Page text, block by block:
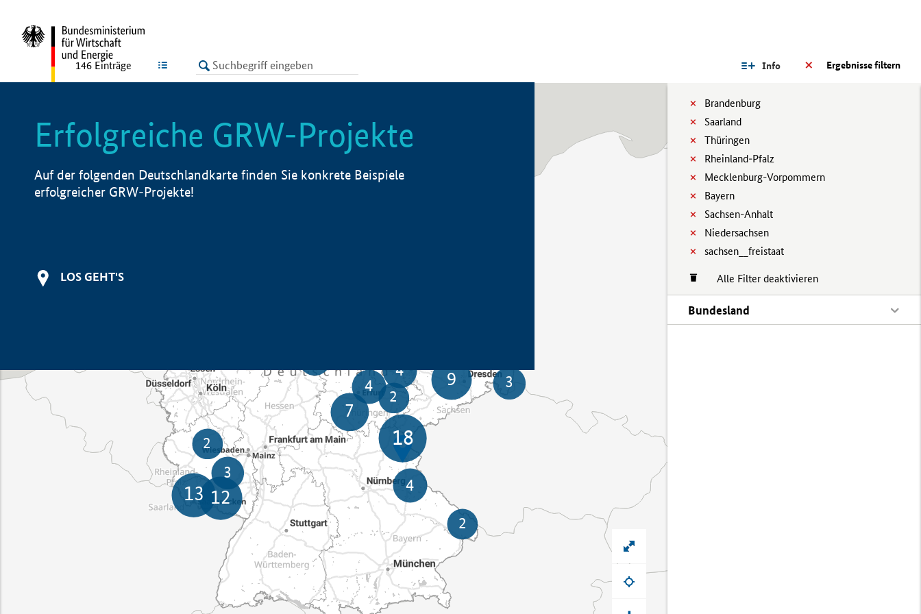
LISTE Ergebnisse filtern
Info
Brandenburg
Saarland
Thüringen
Rheinland-Pfalz
Mecklenburg-Vorpommern
Bayern
Sachsen-Anhalt
Niedersachsen
sachsen__freistaat
Alle Filter deaktivieren
Bundesland
146 Einträge
Erfolgreiche GRW-Projekte
Auf der folgenden Deutschlandkarte finden Sie konkrete Beispiele
erfolgreicher GRW-Projekte!
LOS GEHT'S